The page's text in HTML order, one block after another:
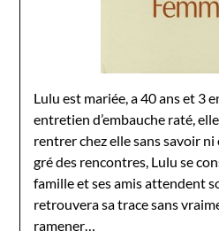
Lulu est mariée, a 40 ans et 3
entretien d’embauche raté,
rentrer chez elle sans savoir
gré des rencontres, Lulu se
famille et ses amis attendent
retrouvera sa trace sans
ramener…